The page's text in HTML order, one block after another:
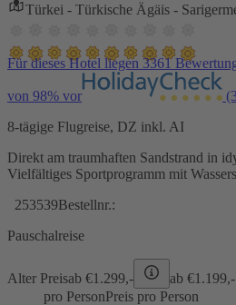
Türkei - Türkische Ägäis -
Für dieses Hotel liegen 3361
von 98% vor
8-tägige Flugreise, DZ inkl. AI
Direkt am traumhaften Sandstrand in
Vielfältiges Sportprogramm mit
253539Bestellnr.:
Pauschalreise
Alter Preisab €1.299,- ab €1.199,-
pro PersonPreis pro Person